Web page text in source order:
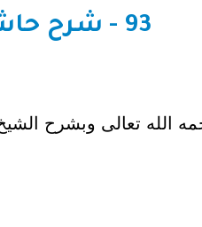
93 - شرح حاشية ستة أصول عظيمة مع متمماتها
الله تعالى وبشرح